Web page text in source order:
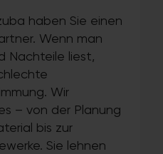
haben Sie einen
Wenn man
Nachteile liest,
Wir
– von der Planung
bis zur
Sie lehnen